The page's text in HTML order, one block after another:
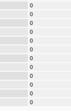
0
0
0
0
0
0
0
0
0
0
0
0